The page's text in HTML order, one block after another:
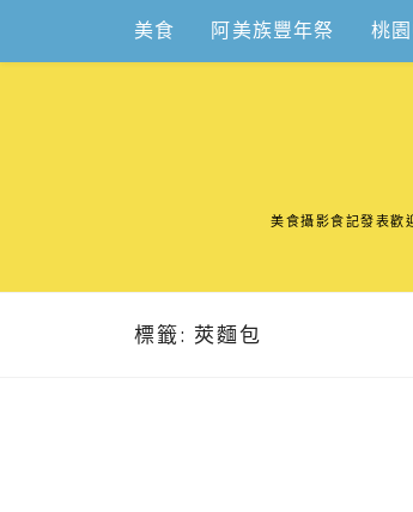
content
美食 阿美族豐年祭 桃
美食攝影食記發表歡
標籤: 莢麵包